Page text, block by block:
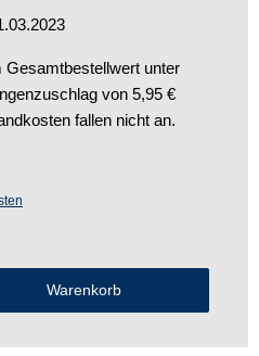
Gesamtbestellwert unter
von 5,95 €
fallen nicht an.